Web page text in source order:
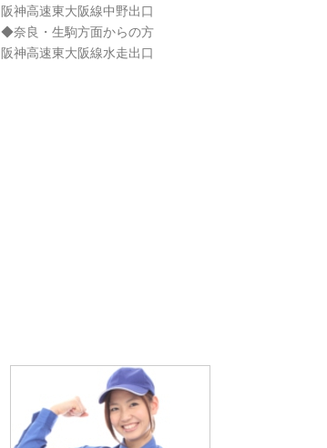
阪神高速東大阪線中野出口
◆奈良・生駒方面からの方
阪神高速東大阪線水走出口